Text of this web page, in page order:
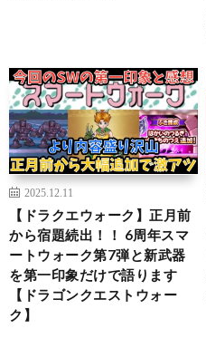
2025.12.11
【ドラクエウォーク】正月前
から宿題続出！！ 6周年スマ
ートウォーク第7弾と新武器
を第一印象だけで語ります
【ドラゴンクエストウォー
ク】